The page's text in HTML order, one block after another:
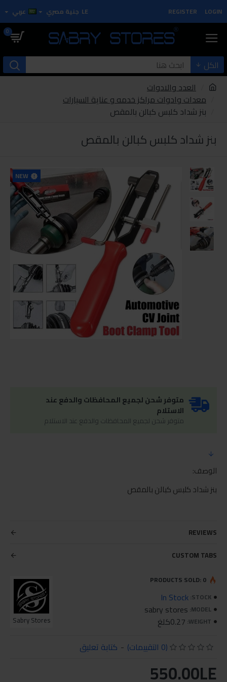
LOGIN
REGISTER
LE جنية مصري عربي
0
الكل
العدد والادوات
معدات وادوات مراكز خدمه و عناية السيارات
بنز شداد كلبس كبالن بالمقص
بنز شداد كلبس كبالن بالمقص
NEW
متوفر شحن لجميع المحافظات والدفع عند
الاستلام
متوفر شحن لجميع المحافظات والدفع عند الاستلام
الوصف:
بنز شداد كلبس كبالن بالمقص
REVIEWS
CUSTOM TABS
STOCK:
In Stock
MODEL:
sabry stores
WEIGHT: 0.27كلغ Sabry Stores
PRODUCTS SOLD: 0
(0 التقييمات) - كتابة تعليق
550.00LE